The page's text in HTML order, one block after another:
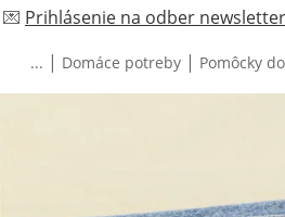
💌 Prihlásenie na odber
... | Domáce potreby | Pomôcky